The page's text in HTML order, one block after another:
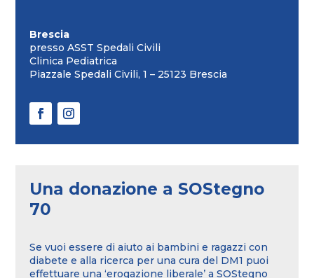
Brescia
presso ASST Spedali Civili
Clinica Pediatrica
Piazzale Spedali Civili, 1 – 25123 Brescia
Una donazione a SOStegno
70
Se vuoi essere di aiuto ai bambini e ragazzi con
diabete e alla ricerca per una cura del DM1 puoi
effettuare una ‘erogazione liberale’ a SOStegno